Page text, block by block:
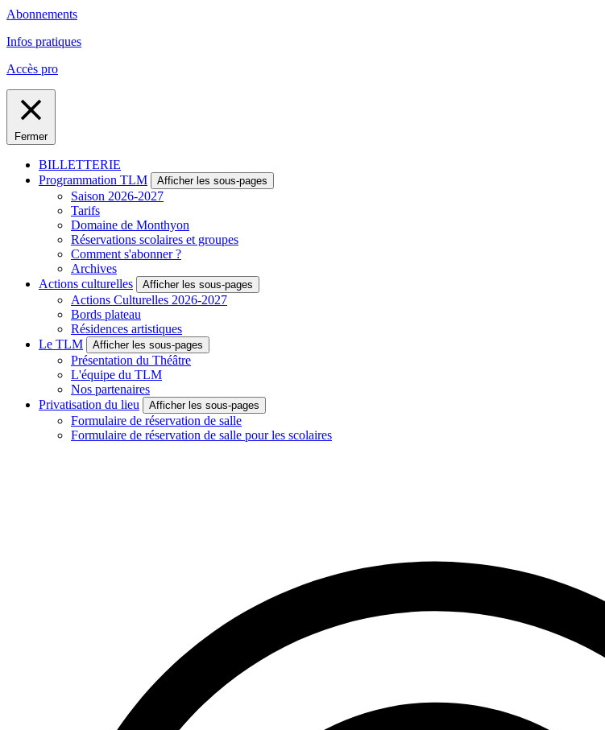
Abonnements
Infos pratiques
Accès pro
Fermer
BILLETTERIE
Programmation TLM
Afficher les sous-pages
Saison 2026-2027
Tarifs
Domaine de Monthyon
Réservations scolaires et groupes
Comment s'abonner ?
Archives
Actions culturelles
Afficher les sous-pages
Actions Culturelles 2026-2027
Bords plateau
Résidences artistiques
Le TLM
Afficher les sous-pages
Présentation du Théâtre
L'équipe du TLM
Nos partenaires
Privatisation du lieu
Afficher les sous-pages
Formulaire de réservation de salle
Formulaire de réservation de salle pour les scolaires